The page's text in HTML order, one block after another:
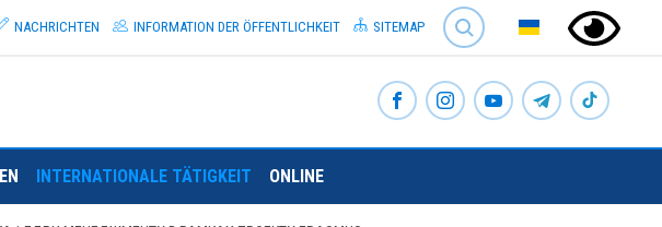
SEARCH
NACHRICHTEN INFORMATION DER ÖFFENTLICHKEIT SITEMAP
INTERNATIONALE TÄTIGKEIT ONLINE